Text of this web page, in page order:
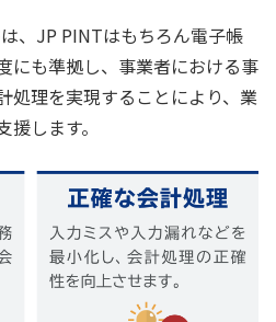
、JP PINTはもちろん電子帳
にも準拠し、事業者における事
処理を実現することにより、業
します。